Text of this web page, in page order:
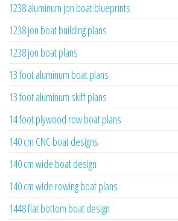
1238 aluminum jon boat blueprints
1238 jon boat building plans
1238 jon boat plans
13 foot aluminum boat plans
13 foot aluminum skiff plans
14 foot plywood row boat plans
140 cm CNC boat designs
140 cm wide boat design
140 cm wide rowing boat plans
1448 flat bottom boat design